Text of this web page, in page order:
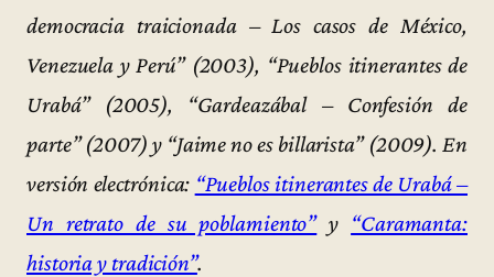
democracia traicionada – Los casos de México,
Venezuela y Perú” (2003), “Pueblos itinerantes de
Urabá” (2005), “Gardeazábal – Confesión de
parte” (2007) y “Jaime no es billarista” (2009). En
versión electrónica: “Pueblos itinerantes de Urabá –
Un retrato de su poblamiento”y “Caramanta:
historia y tradición”.